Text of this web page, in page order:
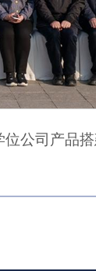
公司产品